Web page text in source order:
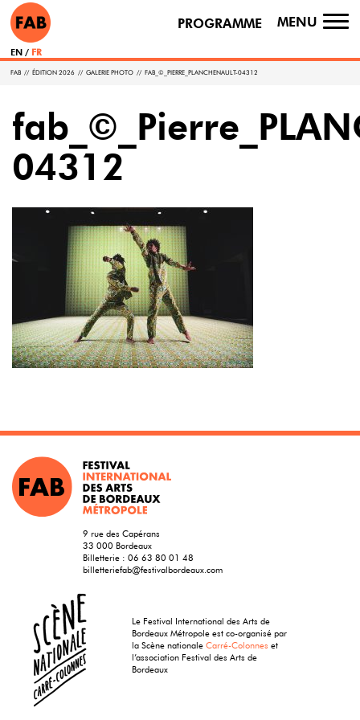
PROGRAMME MENU
EN FR
FAB // ÉDITION 2026 // GALERIE PHOTO // FAB_©_PIERRE_PLANCHENAULT-04312
04312
9 rue des Capérans
33 000 Bordeaux
Billetterie : 06 63 80 01 48
billetteriefab@festivalbordeaux.com
Le Festival International des Arts de
Bordeaux Métropole est co-organisé par
la Scène nationaleCarré-Colonnes et
l’association Festival des Arts de
Bordeaux